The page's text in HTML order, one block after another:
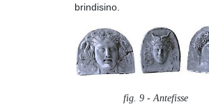
brindisino.
fig. 9 - Antefisse